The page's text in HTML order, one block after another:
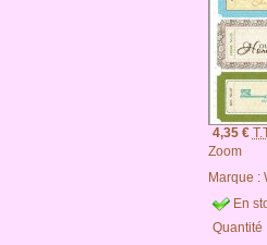
4,35 €
Zoom
Marque :
En
Quantité